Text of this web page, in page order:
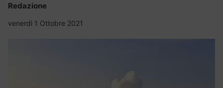
Redazione
venerdì 1 Ottobre 2021